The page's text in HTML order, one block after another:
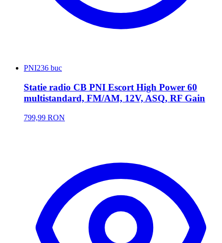
PNI236 buc
Statie radio CB PNI Escort High Power 60
multistandard, FM/AM, 12V, ASQ, RF Gain
799,99 RON